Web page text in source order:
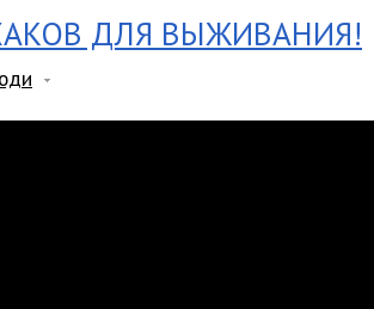
ДЛЯ ВЫЖИВАНИЯ!